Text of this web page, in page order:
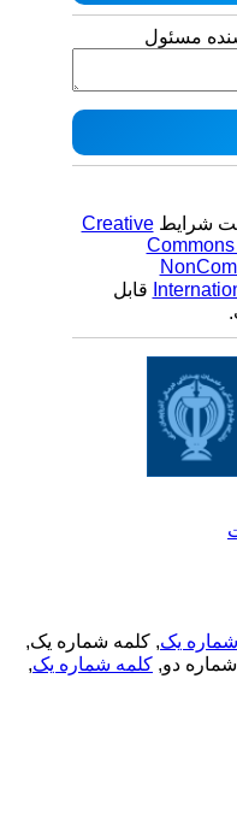
مسئول
شرایطCreative
قابل
یک, کلمه شماره یک,
دو,کلمه شماره یک,